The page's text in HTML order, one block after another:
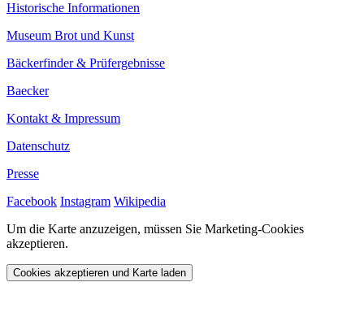
Historische Informationen
Museum Brot und Kunst
Bäckerfinder & Prüfergebnisse
Baecker
Kontakt & Impressum
Datenschutz
Presse
Facebook Instagram Wikipedia
Um die Karte anzuzeigen, müssen Sie Marketing-Cookies
akzeptieren.
Cookies akzeptieren und Karte laden